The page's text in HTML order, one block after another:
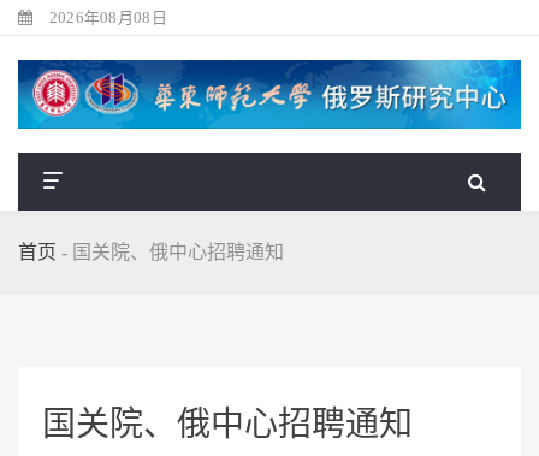
2026年08月08日
首页 - 国关院、俄中心招聘通知
国关院、俄中心招聘通知